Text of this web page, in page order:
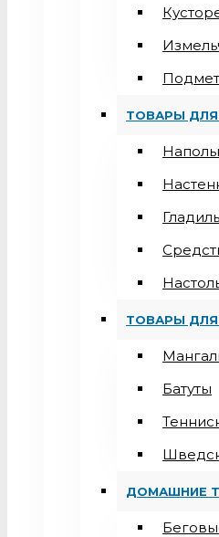
ТОВАРЫ
ТОВАРЫ
Батуты
ДОМАШНИЕ